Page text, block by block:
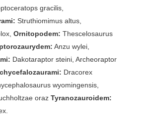
gracilis,
Struthiomimus altus,
Ornitopodem: Thescelosaurus
Anzu wylei,
Dakotaraptor steini, Archeoraptor
Dracorex
wyomingensis,
orazTyranozauroidem: